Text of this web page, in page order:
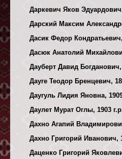
Даркевич Яков
Дарский Максим
Дасик Федор Кондратьевич,
Дасюк Анатолий
Дауберт Давид Богданович,
Дауге Теодор Бренцевич,
Даугуль Лидия Яновна,
Даулет Мурат Оглы, 1903
Дахно Агапий
Дахно Григорий Иванович,
Даценко Григорий